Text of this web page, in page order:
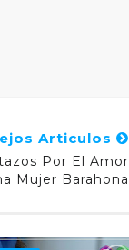
Articulos
Por El Amor
Mujer Barahona